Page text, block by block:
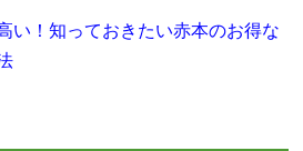
い！知っておきたい赤本のお得な